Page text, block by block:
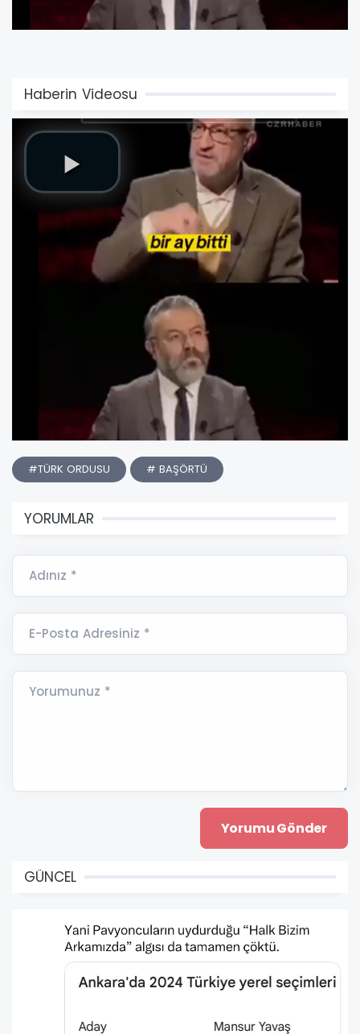
Haberin Videosu
#TÜRK ORDUSU # BAŞÖRTÜ
YORUMLAR
Adınız *
E-Posta Adresiniz *
Yorumunuz *
GÜNCEL